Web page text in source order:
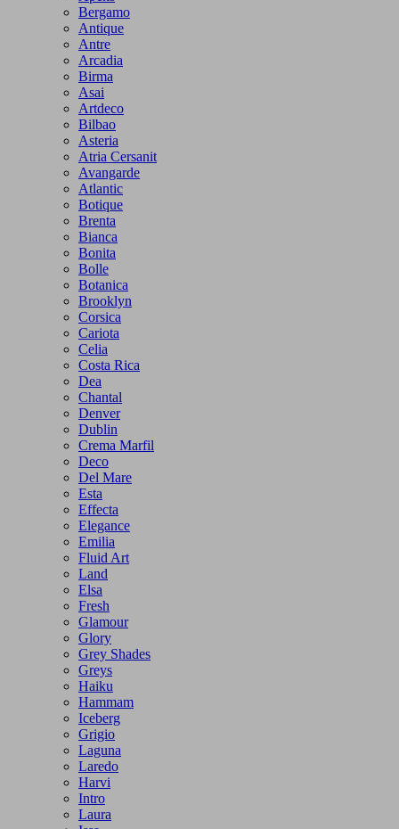
Bergamo
Antique
Antre
Arcadia
Birma
Asai
Artdeco
Bilbao
Asteria
Atria Cersanit
Avangarde
Atlantic
Botique
Brenta
Bianca
Bonita
Bolle
Botanica
Brooklyn
Corsica
Cariota
Celia
Costa Rica
Dea
Chantal
Denver
Dublin
Crema Marfil
Deco
Del Mare
Esta
Effecta
Elegance
Emilia
Fluid Art
Land
Elsa
Fresh
Glamour
Glory
Grey Shades
Greys
Haiku
Hammam
Iceberg
Grigio
Laguna
Laredo
Harvi
Intro
Laura